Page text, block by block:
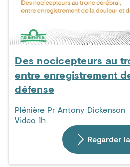
Des nocicepteurs au
entre enregistrement
défense
Plénière Pr Antony Dickenson
Video 1h
Regarder